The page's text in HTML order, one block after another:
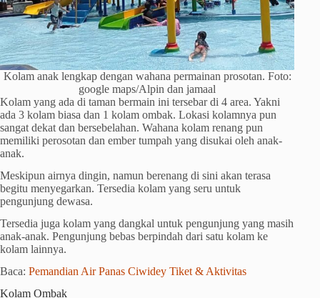
Kolam anak lengkap dengan wahana permainan prosotan. Foto:
google maps/Alpin dan jamaal
Kolam yang ada di taman bermain ini tersebar di 4 area. Yakni
ada 3 kolam biasa dan 1 kolam ombak. Lokasi kolamnya pun
sangat dekat dan bersebelahan. Wahana kolam renang pun
memiliki perosotan dan ember tumpah yang disukai oleh anak-
anak.
Meskipun airnya dingin, namun berenang di sini akan terasa
begitu menyegarkan. Tersedia kolam yang seru untuk
pengunjung dewasa.
Tersedia juga kolam yang dangkal untuk pengunjung yang masih
anak-anak. Pengunjung bebas berpindah dari satu kolam ke
kolam lainnya.
Baca: Pemandian Air Panas Ciwidey Tiket & Aktivitas
Kolam Ombak